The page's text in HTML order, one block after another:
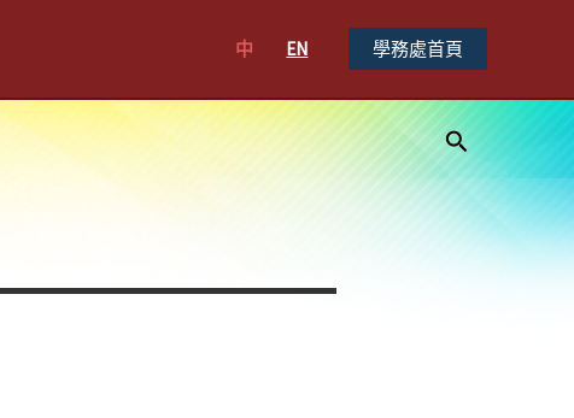
中 EN 學務處首頁
搜
尋